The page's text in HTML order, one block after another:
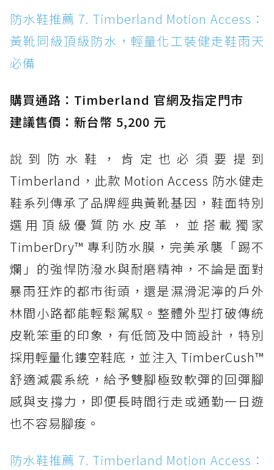
防水鞋推薦 7. Timberland Motion Access：
黃靴同級頂級防水，輕量化工裝健走鞋雨天
必備
購買通路：Timberland 官網及指定門市
建議售價：新台幣 5,200 元
說到防水鞋，肯定也必須要提到
Timberland，此款 Motion Access 防水健走
鞋系列傳承了品牌經典黃靴基因，鞋面特別
選用頂級優質防水皮革，並搭載獨家
TimberDry™ 專利防水膜，完美承襲「踢不
爛」的強悍防潑水與耐磨精神，不論是面對
暴雨狂炸的都市街頭，還是濕滑泥濘的戶外
林間小路都能輕鬆駕馭。整體外型打破傳統
皮靴笨重的印象，有低筒及中筒設計，特別
採用輕量化鏤空鞋底，並注入 TimberCush™
舒適減震系統，給予雙腳極致軟彈的回彈腳
感與支撐力，即便長時間行走或通勤一日遊
也不容易腳痠。
防水鞋推薦 7. Timberland Motion Access：